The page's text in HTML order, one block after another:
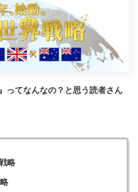
ってなんなの？と思う読者さん
略